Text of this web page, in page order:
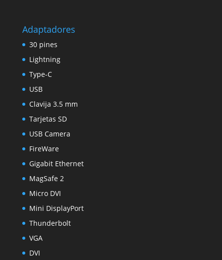
Adaptadores
30 pines
Lightning
Type-C
USB
Clavija 3.5 mm
Tarjetas SD
USB Camera
FireWare
Gigabit Ethernet
MagSafe 2
Micro DVI
Mini DisplayPort
Thunderbolt
VGA
DVI